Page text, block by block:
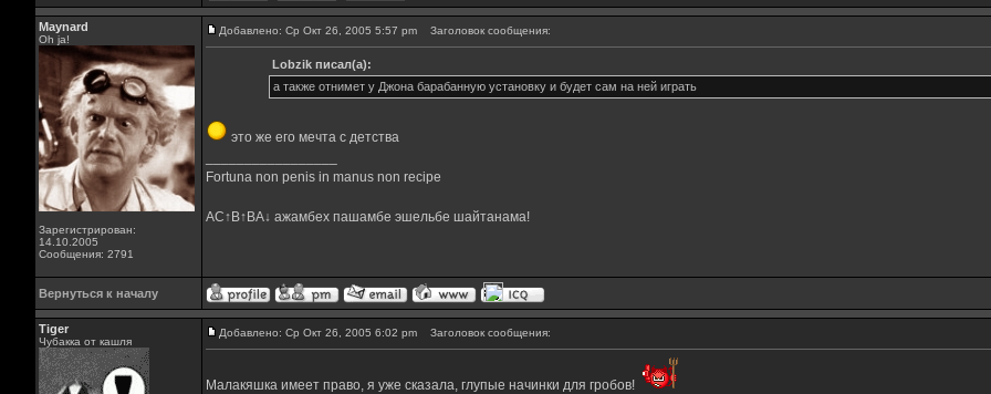
Maynard
Oh ja!
Зарегистрирован:
14.10.2005
Сообщения: 2791
Добавлено: Ср Окт 26, 2005 5:57 pm Заголовок сообщения:
Lobzik писал(а):
а также отнимет у Джона барабанную установку и будет сам на ней играть
это же его мечта с детства
Fortuna non penis in manus non recipe
AC↑B↑BA↓ ажамбех пашамбе эшельбе шайтанама!
Вернуться к началу
Tiger
Чубакка от кашля
Добавлено: Ср Окт 26, 2005 6:02 pm Заголовок сообщения:
Малакяшка имеет право, я уже сказала, глупые начинки для гробов!